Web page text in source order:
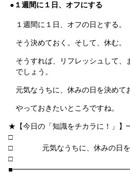
●１週間に１日、オフにする
１週間に１日、オフの日とする。
そう決めておく。そして、休む。
そうすれば、リフレッシュして、
でしょう。
元気なうちに、休みの日を決めて
やっておきたいところですね。
★【今日の「知識をチカラ
□ 元気なうちに、休みの日を